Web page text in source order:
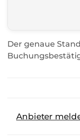
Der genaue
Anbieter